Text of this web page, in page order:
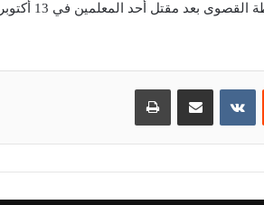
الأربعاء بناءً على تحذيرات أمنية يشهد الوضع في فرنسا حالة من اليقظة القصوى بعد مقتل أحد المعلمين في 13 أكتوبر
مشاركة عبر البريد طباعة